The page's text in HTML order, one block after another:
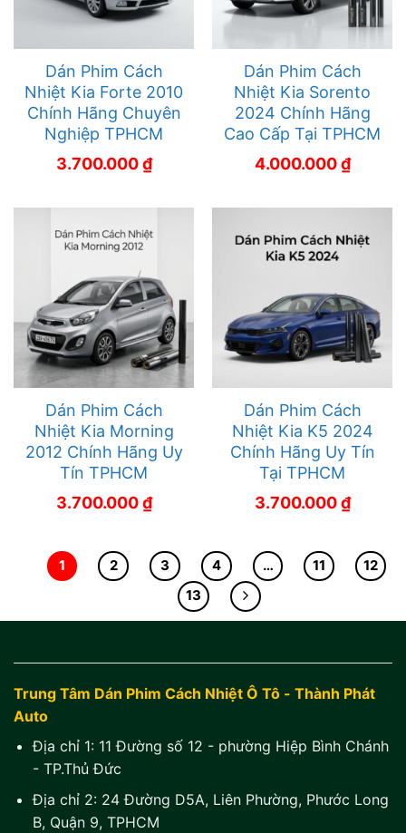
Dán Phim Cách
Nhiệt Kia Forte 2010
Chính Hãng Chuyên
Nghiệp TPHCM
3.700.000₫
Dán Phim Cách
Nhiệt Kia Sorento
2024 Chính Hãng
Cao Cấp Tại TPHCM
4.000.000₫
Dán Phim Cách
Nhiệt Kia Morning
2012 Chính Hãng Uy
Tín TPHCM
3.700.000₫
Dán Phim Cách
Nhiệt Kia K5 2024
Chính Hãng Uy Tín
Tại TPHCM
3.700.000₫
1 2 3 4 … 11
12
13
Trung Tâm Dán Phim Cách Nhiệt Ô Tô - Thành Phát
Auto
Địa chỉ 1: 11 Đường số 12 - phường Hiệp Bình Chánh
- TP.Thủ Đức
Địa chỉ 2: 24 Đường D5A, Liên Phường, Phước Long
B, Quận 9, TPHCM